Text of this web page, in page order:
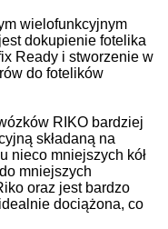
wielofunkcyjnym
dokupienie fotelika
Ready i stworzenie w
do fotelików
RIKO bardziej
składaną na
nieco mniejszych kół
mniejszych
oraz jest bardzo
dociążona, co